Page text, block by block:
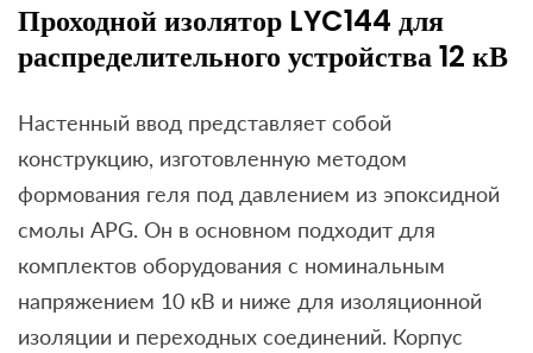
Проходной изолятор LYC144 для
распределительного устройства 12 кВ
Настенный ввод представляет собой
конструкцию, изготовленную методом
формования геля под давлением из эпоксидной
смолы APG. Он в основном подходит для
комплектов оборудования с номинальным
напряжением 10 кВ и ниже для изоляционной
изоляции и переходных соединений. Корпус